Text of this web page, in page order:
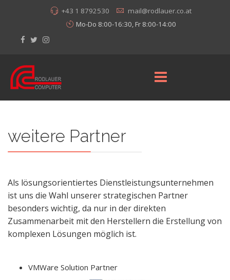
+43 1 8792530
mail@rodlauer.co.at
Mo-Do 8:00-16:30, Fr 8:00-14:00
weitere Partner
Als lösungsorientiertes Dienstleistungsunternehmen
ist uns die Wahl unserer strategischen Partner
besonders wichtig, da nur in der direkten
Zusammenarbeit mit den Herstellern die Erstellung von
komplexen Lösungen möglich ist.
VMWare Solution Partner